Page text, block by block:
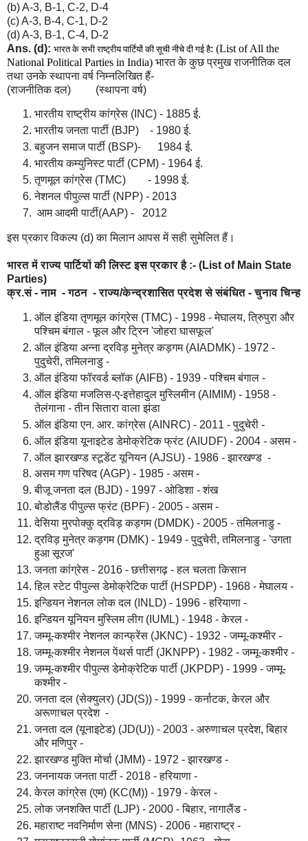
(b) A-3, B-1, C-2, D-4
(c) A-3, B-4, C-1, D-2
(d) A-3, B-1, C-4, D-2
Ans. (d): भारत के सभी राष्ट्रीय पार्टियों की सूची नीचे दी गई है: (List of All the
National Political Parties in India) भारत के कुछ प्रमुख राजनीतिक दल
तथा उनके स्थापना वर्ष निम्नलिखित हैं-
(राजनीतिक दल) (स्थापना वर्ष)
भारतीय राष्ट्रीय कांग्रेस (INC) - 1885 ई.
भारतीय जनता पार्टी (BJP) - 1980 ई.
बहुजन समाज पार्टी (BSP)- 1984 ई.
भारतीय कम्युनिस्ट पार्टी (CPM) - 1964 ई.
तृणमूल कांग्रेस (TMC) - 1998 ई.
नेशनल पीपुल्स पार्टी (NPP) - 2013
आम आदमी पार्टी(AAP) - 2012
इस प्रकार विकल्प (d) का मिलान आपस में सही सुमेलित हैं।
भारत में राज्य पार्टियों की लिस्ट इस प्रकार है :- (List of Main State
Parties)
क्र.सं - नाम - गठन - राज्य/केन्द्रशासित प्रदेश से संबंधित - चुनाव चिन्ह
ऑल इंडिया तृणमूल कांग्रेस (TMC) - 1998 - मेघालय, त्रिुपुरा और
पश्चिम बंगाल - फूल और ट्रिन 'जोहरा घासफूल'
ऑल इंडिया अन्ना द्रविड़ मुनेत्र कड़गम (AIADMK) - 1972 -
पुदुचेरी, तमिलनाडु -
ऑल इंडिया फॉरवर्ड ब्लॉक (AIFB) - 1939 - पश्चिम बंगाल -
ऑल इंडिया मजलिस-ए-इत्तेहादुल मुस्लिमीन (AIMIM) - 1958 -
तेलंगाना - तीन सितारा वाला झंडा
ऑल इंडिया एन. आर. कांग्रेस (AINRC) - 2011 - पुदुचेरी -
ऑल इंडिया यूनाइटेड डेमोक्रेटिक फ्रंट (AIUDF) - 2004 - असम -
ऑल झारखण्ड स्टूडेंट यूनियन (AJSU) - 1986 - झारखण्ड -
असम गण परिषद (AGP) - 1985 - असम -
बीजू जनता दल (BJD) - 1997 - ओडिशा - शंख
बोडोलैंड पीपुल्स फ्रंट (BPF) - 2005 - असम -
देसिया मुरपोक्कु द्रविड़ कड़गम (DMDK) - 2005 - तमिलनाडु -
द्रविड़ मुनेत्र कड़गम (DMK) - 1949 - पुदुचेरी, तमिलनाडु - 'उगता
हुआ सूरज'
जनता कांग्रेस - 2016 - छत्तीसगढ़ - हल चलता किसान
हिल स्टेट पीपुल्स डेमोक्रेटिक पार्टी (HSPDP) - 1968 - मेघालय -
इन्डियन नेशनल लोक दल (INLD) - 1996 - हरियाणा -
इन्डियन यूनियन मुस्लिम लीग (IUML) - 1948 - केरल -
जम्मू-कश्मीर नेशनल कान्फ्रेंस (JKNC) - 1932 - जम्मू-कश्मीर -
जम्मू-कश्मीर नेशनल पेंथर्स पार्टी (JKNPP) - 1982 - जम्मू-कश्मीर -
जम्मू-कश्मीर पीपुल्स डेमोक्रेटिक पार्टी (JKPDP) - 1999 - जम्मू-
कश्मीर -
जनता दल (सेक्युलर) (JD(S)) - 1999 - कर्नाटक, केरल और
अरूणाचल प्रदेश -
जनता दल (यूनाइटेड) (JD(U)) - 2003 - अरुणाचल प्रदेश, बिहार
और मणिपुर -
झारखण्ड मुक्ति मोर्चा (JMM) - 1972 - झारखण्ड -
जननायक जनता पार्टी - 2018 - हरियाणा -
केरल कांग्रेस (एम) (KC(M)) - 1979 - केरल -
लोक जनशक्ति पार्टी (LJP) - 2000 - बिहार, नागालैंड -
महाराष्ट नवनिर्माण सेना (MNS) - 2006 - महाराष्ट्र -